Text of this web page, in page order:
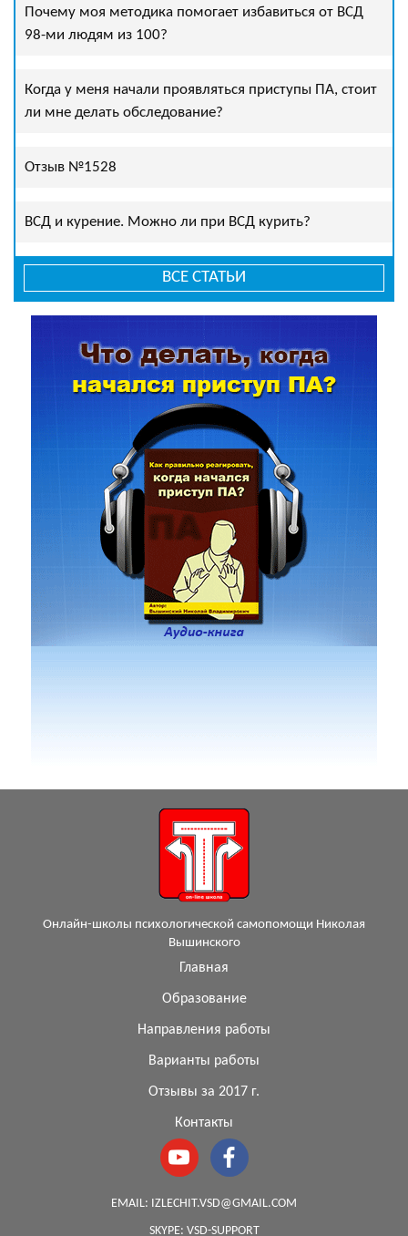
Почему моя методика помогает избавиться от ВСД
98-ми людям из 100?
Когда у меня начали проявляться приступы ПА, стоит
ли мне делать обследование?
Отзыв №1528
ВСД и курение. Можно ли при ВСД курить?
ВСЕ СТАТЬИ
Онлайн-школы психологической самопомощи Николая
Вышинского
Главная
Образование
Направления работы
Варианты работы
Отзывы за 2017 г.
Контакты
EMAIL: IZLECHIT.VSD@GMAIL.COM
SKYPE: VSD-SUPPORT